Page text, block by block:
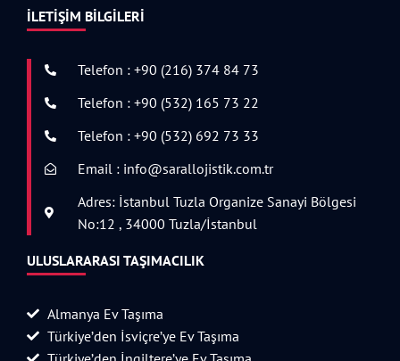
İLETIŞIM BILGILERI
Telefon : +90 (216) 374 84 73
Telefon : +90 (532) 165 73 22
Telefon : +90 (532) 692 73 33
Email : info@sarallojistik.com.tr
Adres: İstanbul Tuzla Organize Sanayi Bölgesi
No:12 , 34000 Tuzla/İstanbul
ULUSLARARASI TAŞIMACILIK
Almanya Ev Taşıma
Türkiye’den İsviçre’ye Ev Taşıma